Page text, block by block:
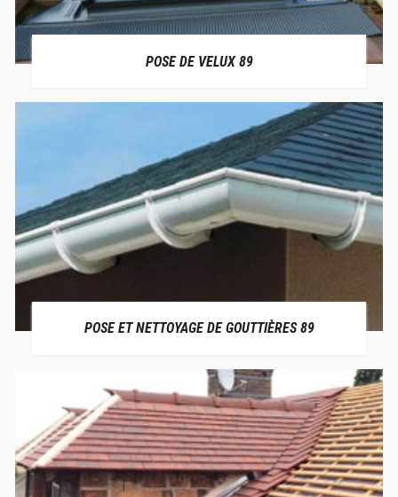
POSE DE VELUX 89
POSE ET NETTOYAGE DE GOUTTIÈRES 89